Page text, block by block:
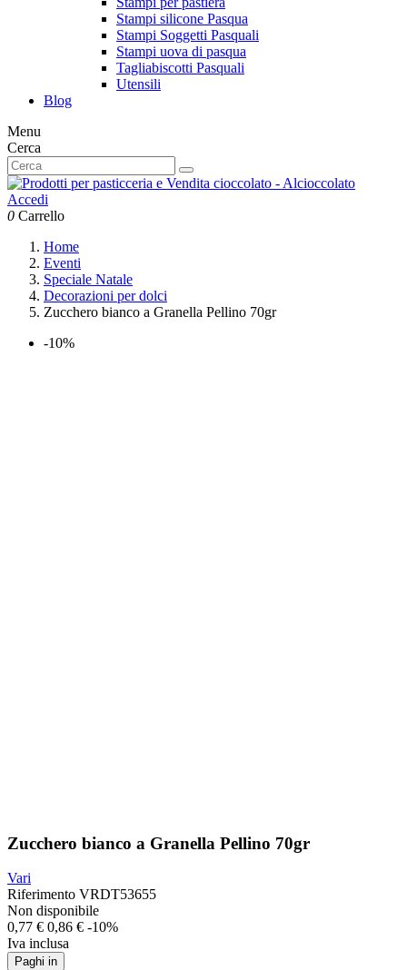
Stampi silicone Pasqua
Stampi Soggetti Pasquali
Stampi uova di pasqua
Tagliabiscotti Pasquali
Utensili
Blog
Menu
Cerca
Accedi
0 Carrello
Home
Eventi
Speciale Natale
Decorazioni per dolci
Zucchero bianco a Granella Pellino 70gr
-10%
Zucchero bianco a Granella Pellino 70gr
Vari
Riferimento VRDT53655
Non disponibile
0,77 € 0,86 € -10%
Iva inclusa
Paghi in